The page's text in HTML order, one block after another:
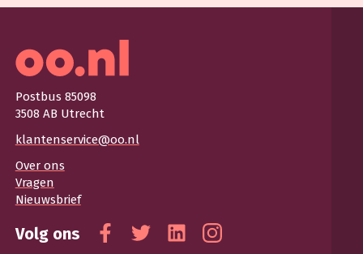
Postbus 85098
3508 AB Utrecht
klantenservice@oo.nl
Over ons
Vragen
Nieuwsbrief
Volg ons
Facebook
TwitterLinkedinInstagram